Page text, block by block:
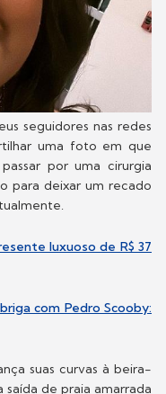
seguidores nas redes
uma foto em que
por uma cirurgia
para deixar um recado
luxuoso de R$ 37
com Pedro Scooby:
suas curvas à beira-
de praia amarrada